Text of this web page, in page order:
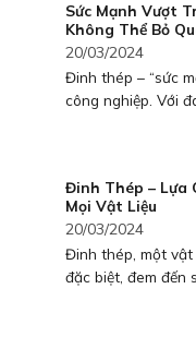
Sức Mạnh Vượt
Không Thể Bỏ
20/03/2024
Đinh thép – “sức
công nghiệp. Với
Đinh Thép – Lựa
Mọi Vật Liệu
20/03/2024
Đinh thép, một
đặc biệt, đem đến